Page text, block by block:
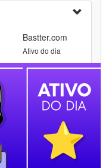
Bastter.com
Ativo do dia